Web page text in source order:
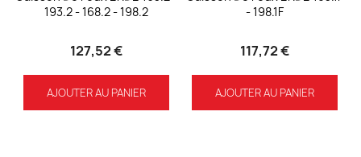
193.2 - 168.2 - 198.2
127,52 €
AJOUTER AU PANIER
- 198.1F
117,72 €
AJOUTER AU PANIER